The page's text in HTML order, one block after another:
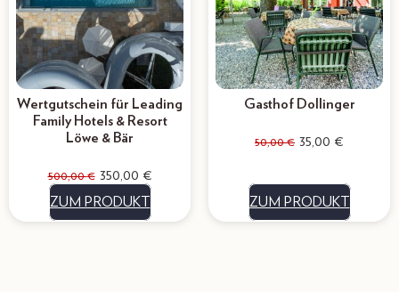
Wertgutschein für Leading
Family Hotels & Resort
Löwe & Bär
500,00€ 350,00 €
ZUM PRODUKT
Gasthof Dollinger
50,00€ 35,00 €
ZUM PRODUKT